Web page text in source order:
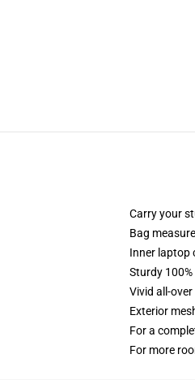
Carry your
Bag
Inner laptop
Sturdy 100%
Vivid all-
Exterior
For a
For more